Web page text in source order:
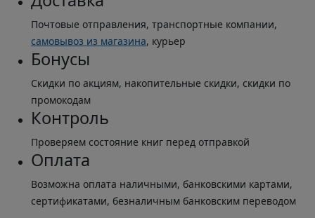
Почтовые отправления, транспортные компании,
самовывоз из магазина, курьер
Бонусы
Скидки по акциям, накопительные скидки, скидки по
промокодам
Контроль
Проверяем состояние книг перед отправкой
Оплата
Возможна оплата наличными, банковскими картами,
сертификатами, безналичным банковским переводом